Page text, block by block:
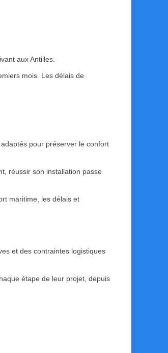
aux Antilles.
mois. Les délais de
pour préserver le confort
réussir son installation passe
maritime, les délais et
et des contraintes logistiques
étape de leur projet, depuis